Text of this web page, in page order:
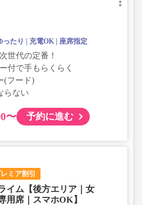
ったり 充電OK 座席指定
世代の定番！
付で手もらくらく
(フード)
らない
〜 予約に進む
ミア割引
イム【後方エリア｜女
用席｜スマホOK】